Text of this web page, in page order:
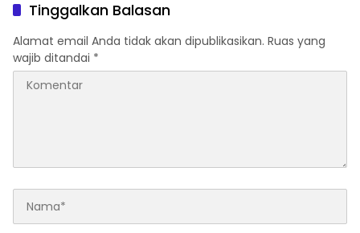
Tinggalkan Balasan
Alamat email Anda tidak akan dipublikasikan. Ruas yang
wajib ditandai *